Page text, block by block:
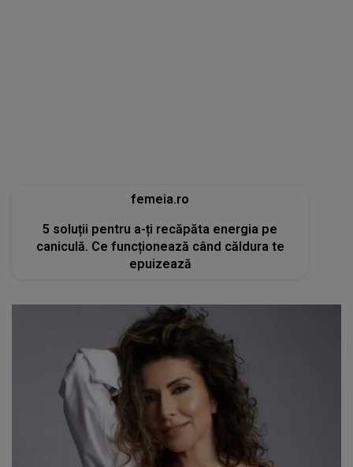
tvmania.libertatea.ro
Cum arată Carmen Brumă la 49 de ani, deși a
mâncat desert zilnic în vacanță: «Nu e noroc!»
[FOTO]